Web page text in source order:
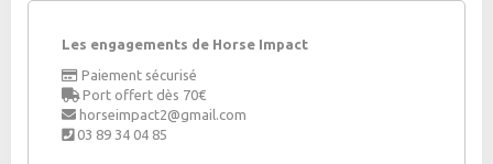
Les engagements de Horse Impact
Paiement sécurisé
Port offert dès 70€
horseimpact2@gmail.com
03 89 34 04 85